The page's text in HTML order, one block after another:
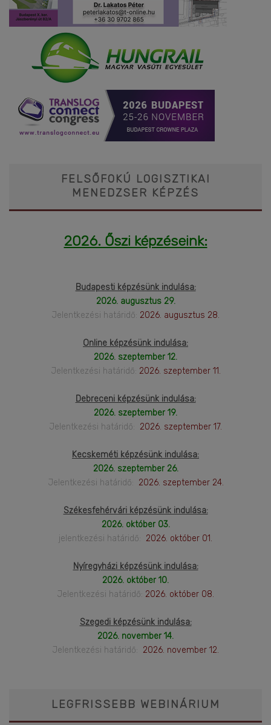
FELSŐFOKÚ LOGISZTIKAI
MENEDZSER KÉPZÉS
2026. Őszi képzéseink:
Budapesti képzésünk indulása:
2026. augusztus 29.
Jelentkezési határidő: 2026. augusztus 28.
Online képzésünk indulása:
2026. szeptember 12.
Jelentkezési határidő: 2026. szeptember 11.
Debreceni képzésünk indulása:
2026. szeptember 19.
Jelentkezési határidő: 2026. szeptember 17.
Kecskeméti képzésünk indulása:
2026. szeptember 26.
Jelentkezési határidő: 2026. szeptember 24.
Székesfehérvári képzésünk indulása:
2026. október 03.
jelentkezési határidő: 2026. október 01.
Nyíregyházi képzésünk indulása:
2026. október 10.
Jelentkezési határidő: 2026. október 08.
Szegedi képzésünk indulása:
2026. november 14.
Jelentkezési határidő: 2026. november 12.
LEGFRISSEBB WEBINÁRIUM